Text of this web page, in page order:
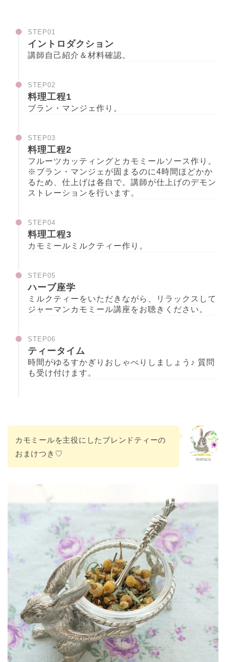
STEP01
イントロダクション
講師自己紹介＆材料確認。
STEP02
料理工程1
ブラン・マンジェ作り。
STEP03
料理工程2
フルーツカッティングとカモミールソース作り。
※ブラン・マンジェが固まるのに4時間ほどかか
るため、仕上げは各自で。講師が仕上げのデモン
ストレーションを行います。
STEP04
料理工程3
カモミールミルクティー作り。
STEP05
ハーブ座学
ミルクティーをいただきながら、リラックスして
ジャーマンカモミール講座をお聴きください。
STEP06
ティータイム
時間がゆるすかぎりおしゃべりしましょう♪ 質問
も受け付けます。
mimico
カモミールを主役にしたブレンドティーの
おまけつき♡